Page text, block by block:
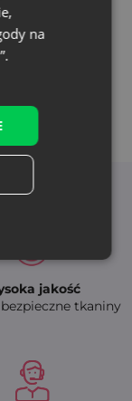
jakość
tkaniny
na